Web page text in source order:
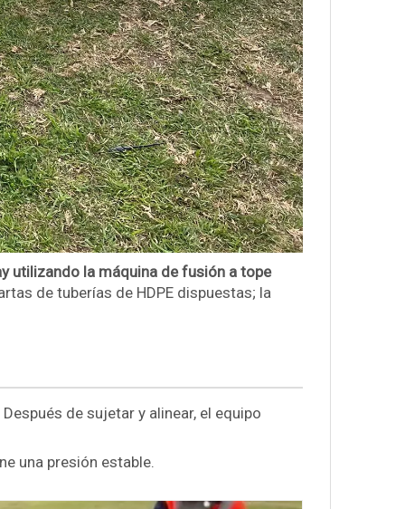
utilizando la máquina de fusión a tope
de tuberías de HDPE dispuestas; la
de sujetar y alinear, el equipo
una presión estable.